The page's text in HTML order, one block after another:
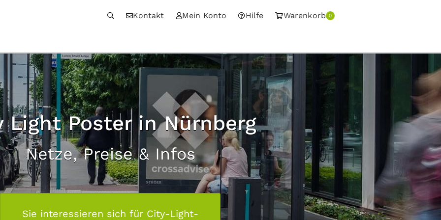
Kontakt Mein Konto Hilfe Warenkorb 0
Light Poster in Nürnberg
Netze, Preise & Infos
Sie interessieren sich für City-Light-